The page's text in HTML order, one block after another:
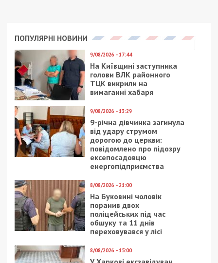
ПОПУЛЯРНІ НОВИНИ
9/08/2026 - 17:44
На Київщині заступника
голови ВЛК районного
ТЦК викрили на
вимаганні хабаря
9/08/2026 - 13:29
9-річна дівчинка загинула
від удару струмом
дорогою до церкви:
повідомлено про підозру
ексепосадовцю
енергопідприємства
8/08/2026 - 21:00
На Буковині чоловік
поранив двох
поліцейських під час
обшуку та 11 днів
переховувався у лісі
8/08/2026 - 15:00